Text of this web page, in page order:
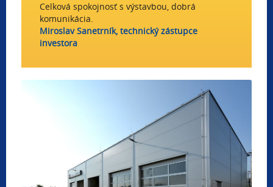
Celková spokojnosť s výstavbou, dobrá
komunikácia.
Miroslav Sanetrník, technický zástupce
investora